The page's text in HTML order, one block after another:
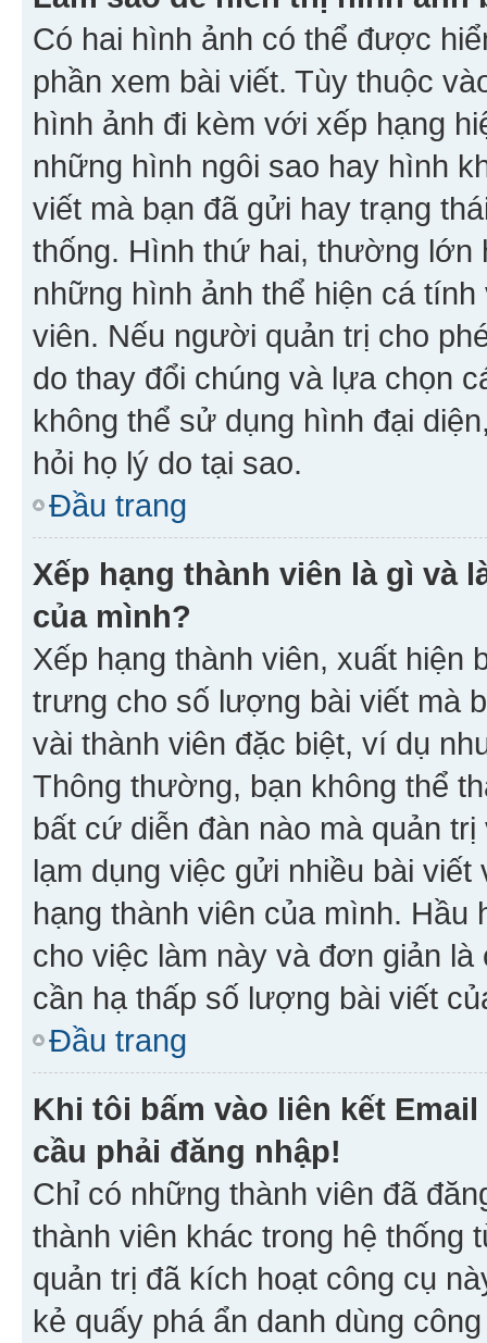
Có hai hình ảnh có thể được
phần xem bài viết. Tùy thuộc
hình ảnh đi kèm với xếp hạng
những hình ngôi sao hay hình
viết mà bạn đã gửi hay trạng
thống. Hình thứ hai, thường
những hình ảnh thể hiện cá
viên. Nếu người quản trị cho
do thay đổi chúng và lựa chọn
không thể sử dụng hình đại
hỏi họ lý do tại sao.
Đầu trang
Xếp hạng thành viên là gì và
của mình?
Xếp hạng thành viên, xuất
trưng cho số lượng bài viết mà
vài thành viên đặc biệt, ví dụ
Thông thường, bạn không thể
bất cứ diễn đàn nào mà quản
lạm dụng việc gửi nhiều bài
hạng thành viên của mình. Hầu
cho việc làm này và đơn giản
cần hạ thấp số lượng bài viết
Đầu trang
Khi tôi bấm vào liên kết
cầu phải đăng nhập!
Chỉ có những thành viên đã
thành viên khác trong hệ thống
quản trị đã kích hoạt công cụ
kẻ quấy phá ẩn danh dùng